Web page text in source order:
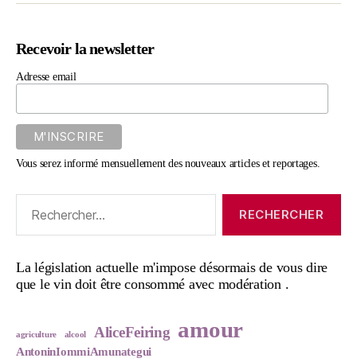
Recevoir la newsletter
Adresse email
Vous serez informé mensuellement des nouveaux articles et reportages.
La législation actuelle m'impose désormais de vous dire
que le vin doit être consommé avec modération .
agriculture alcool AliceFeiring amour
AntoninIommiAmunategui